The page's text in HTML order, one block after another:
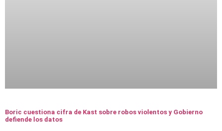
Boric cuestiona cifra de Kast sobre robos violentos y Gobierno
defiende los datos